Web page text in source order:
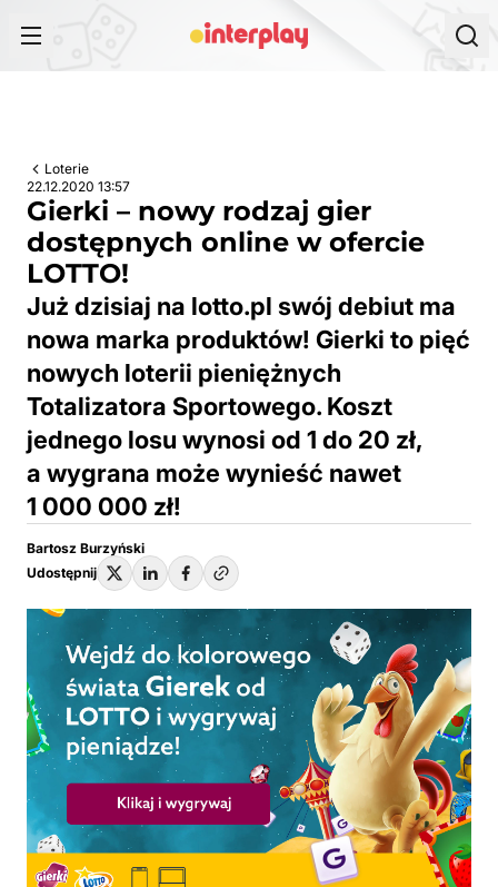
Loterie
22.12.2020 13:57
Gierki – nowy rodzaj gier
dostępnych online w ofercie
LOTTO!
Już dzisiaj na lotto.pl swój debiut ma
nowa marka produktów! Gierki to pięć
nowych loterii pieniężnych
Totalizatora Sportowego. Koszt
jednego losu wynosi od 1 do 20 zł,
a wygrana może wynieść nawet
1 000 000 zł!
Bartosz Burzyński
Udostępnij